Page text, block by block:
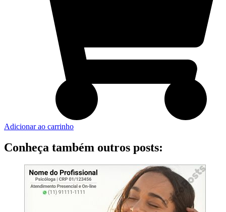
Adicionar ao carrinho
Conheça também outros posts: